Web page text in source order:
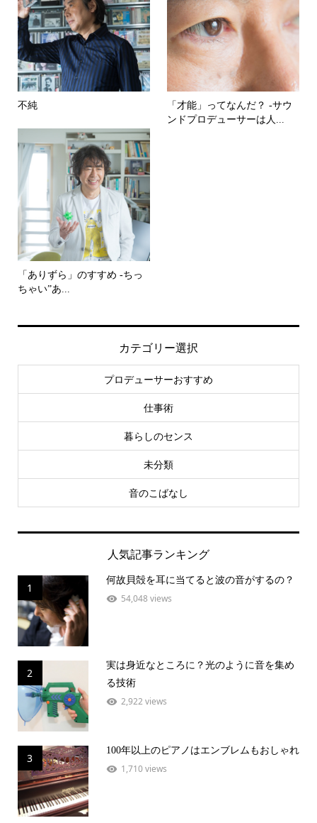
不純
「才能」ってなんだ？ -サウ
ンドプロデューサーは人...
「ありずら」のすすめ -ちっ
ちゃい”あ...
カテゴリー選択
プロデューサーおすすめ
仕事術
暮らしのセンス
未分類
音のこばなし
人気記事ランキング
1
何故貝殻を耳に当てると波の音がするの？
54,048 views
2
実は身近なところに？光のように音を集め
る技術
2,922 views
3
100年以上のピアノはエンブレムもおしゃれ
1,710 views